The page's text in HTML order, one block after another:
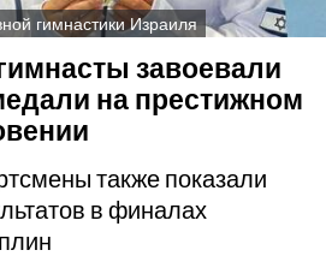
гимнастики Израиля
завоевали
на престижном
также показали
в финалах